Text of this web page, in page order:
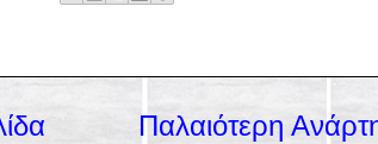
Παλαιότερη